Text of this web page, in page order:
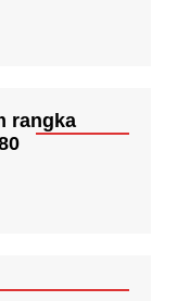
rangka